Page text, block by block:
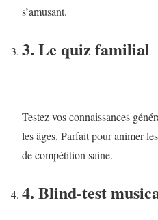
s’amusant.
3. Le quiz familial
Testez vos connaissances
les âges. Parfait pour animer
de compétition saine.
4. Blind-test